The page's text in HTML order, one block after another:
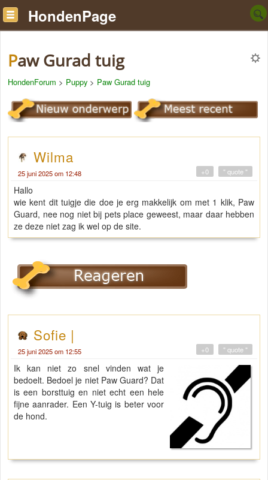
HondenPage
Paw Gurad tuig
HondenForum > Puppy > Paw Gurad tuig
Wilma
25 juni 2025 om 12:48 " quote "
+0
Hallo
wie kent dit tuigje die doe je erg makkelijk om met 1 klik, Paw
Guard, nee nog niet bij pets place geweest, maar daar hebben
ze deze niet zag ik wel op de site.
Sofie |
25 juni 2025 om 12:55 " quote "
+0
Ik kan niet zo snel vinden wat je
bedoelt. Bedoel je niet Paw Guard? Dat
is een borsttuig en niet echt een hele
fijne aanrader. Een Y-tuig is beter voor
de hond.